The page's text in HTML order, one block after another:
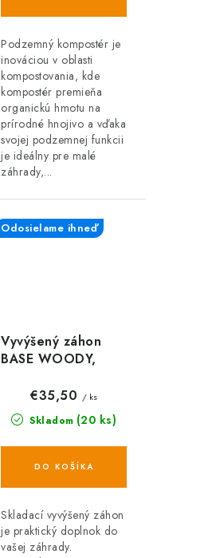
Podzemný kompostér je
inováciou v oblasti
kompostovania, kde
kompostér premieňa
organickú hmotu na
prírodné hnojivo a vďaka
svojej podzemnej funkcii
je ideálny pre malé
záhrady,...
Vyvýšený záhon
BASE WOODY,
25 cm
Odosielame ihneď
Skladom (20 ks)
€35,50 / ks
DO KOŠÍKA
Skladací vyvýšený záhon
je praktický doplnok do
vašej záhrady.